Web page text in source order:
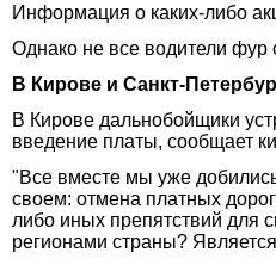
Информация о каких-либо
Однако не все водители
В Кирове и Санкт-
В Кирове дальнобойщики
введение платы, сообщает
"Все вместе мы уже
своем: отмена платных
либо иных препятствий для
регионами страны?